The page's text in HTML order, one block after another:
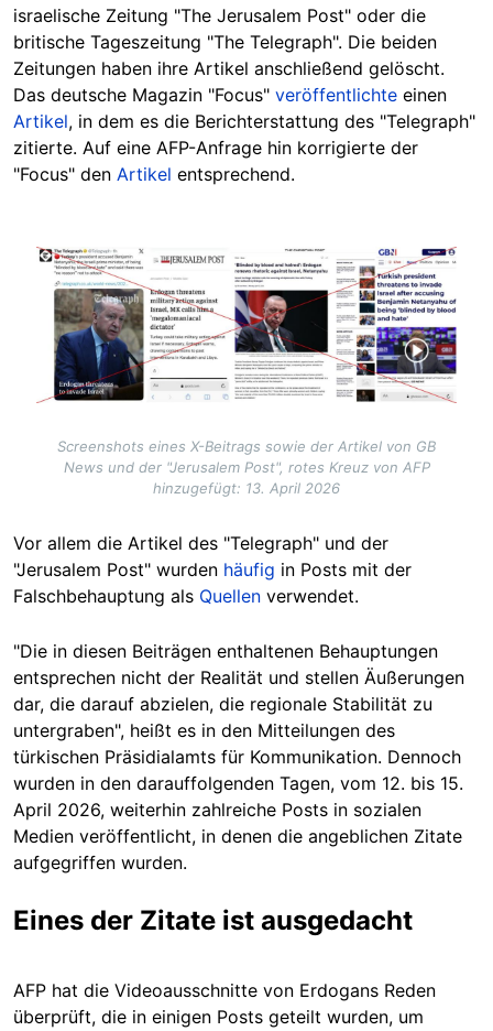
israelische Zeitung "The Jerusalem Post" oder die
britische Tageszeitung "The Telegraph". Die beiden
Zeitungen haben ihre Artikel anschließend gelöscht.
Das deutsche Magazin "Focus" veröffentlichte einen
Artikel, in dem es die Berichterstattung des "Telegraph"
zitierte. Auf eine AFP-Anfrage hin korrigierte der
"Focus" den Artikel entsprechend.
Image
Screenshots eines X-Beitrags sowie der Artikel von GB
News und der "Jerusalem Post", rotes Kreuz von AFP
hinzugefügt: 13. April 2026
Vor allem die Artikel des "Telegraph" und der
"Jerusalem Post" wurden häufig in Posts mit der
Falschbehauptung als Quellen verwendet.
"Die in diesen Beiträgen enthaltenen Behauptungen
entsprechen nicht der Realität und stellen Äußerungen
dar, die darauf abzielen, die regionale Stabilität zu
untergraben", heißt es in den Mitteilungen des
türkischen Präsidialamts für Kommunikation. Dennoch
wurden in den darauffolgenden Tagen, vom 12. bis 15.
April 2026, weiterhin zahlreiche Posts in sozialen
Medien veröffentlicht, in denen die angeblichen Zitate
aufgegriffen wurden.
Eines der Zitate ist ausgedacht
AFP hat die Videoausschnitte von Erdogans Reden
überprüft, die in einigen Posts geteilt wurden, um